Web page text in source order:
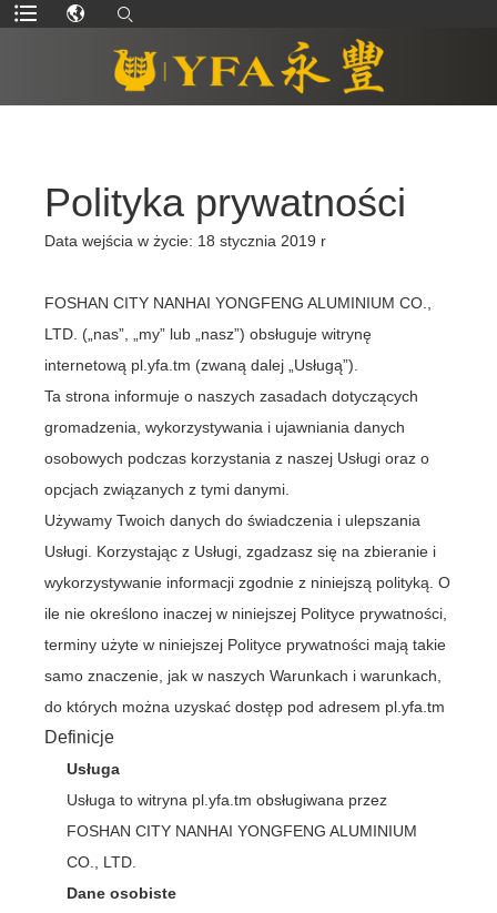
Polityka prywatności
Data wejścia w życie: 18 stycznia 2019 r
FOSHAN CITY NANHAI YONGFENG ALUMINIUM CO.,
LTD. („nas”, „my” lub „nasz”) obsługuje witrynę
internetową pl.yfa.tm (zwaną dalej „Usługą”).
Ta strona informuje o naszych zasadach dotyczących
gromadzenia, wykorzystywania i ujawniania danych
osobowych podczas korzystania z naszej Usługi oraz o
opcjach związanych z tymi danymi.
Używamy Twoich danych do świadczenia i ulepszania
Usługi. Korzystając z Usługi, zgadzasz się na zbieranie i
wykorzystywanie informacji zgodnie z niniejszą polityką. O
ile nie określono inaczej w niniejszej Polityce prywatności,
terminy użyte w niniejszej Polityce prywatności mają takie
samo znaczenie, jak w naszych Warunkach i warunkach,
do których można uzyskać dostęp pod adresem pl.yfa.tm
Definicje
Usługa
Usługa to witryna pl.yfa.tm obsługiwana przez
FOSHAN CITY NANHAI YONGFENG ALUMINIUM
CO., LTD.
Dane osobiste